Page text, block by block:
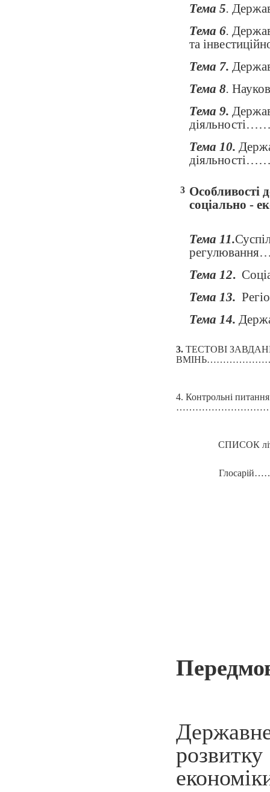
Тема 5.
Тема 6.
та
Тема 7.
Тема 8.
Тема 9.
Тема 10.
3 Особливості
соціально -
Тема 11.
Тема 12.
Тема 13.
Тема 14.
3. ТЕСТОВІ
4. Контрольні
СПИСОК